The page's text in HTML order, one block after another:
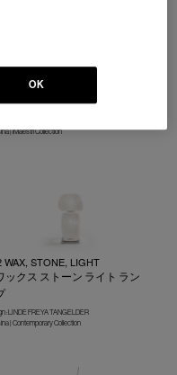
BOUGEOIR LA TOURETTE
ブジュワ ラ トゥーレット キャ
ドルホルダー
| iMaestri Collection
WAX, STONE, LIGHT
ックス ストーン ライト ラン
: LINDE FREYA TANGELDER
| Contemporary Collection
OK